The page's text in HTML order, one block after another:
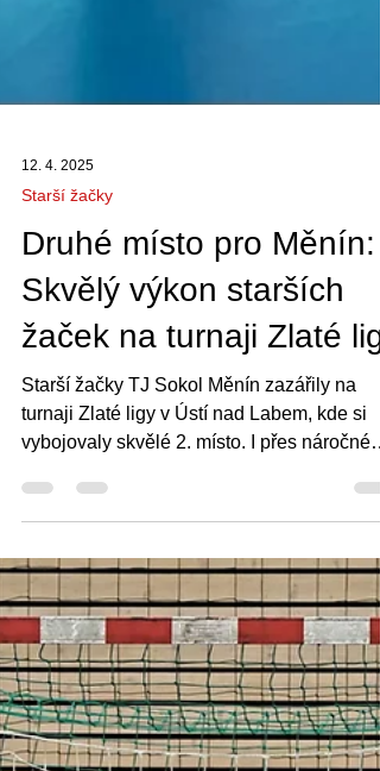
12. 4. 2025
Starší žačky
Druhé místo pro Měnín:
žaček na turnaji Zlaté
Starší žačky TJ Sokol Měnín zazářily na
turnaji Zlaté ligy v Ústí nad Labem, kde si
vybojovaly skvělé 2. místo. I přes náročné
cestování...